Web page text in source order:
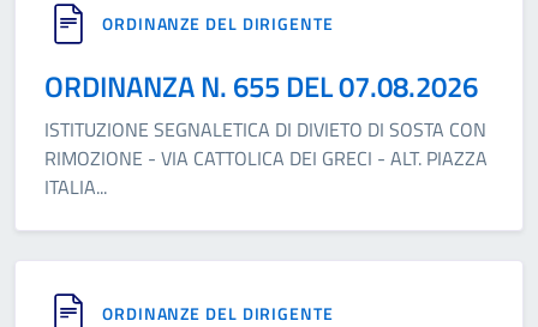
ORDINANZE DEL DIRIGENTE
ORDINANZA N. 655 DEL 07.08.2026
ISTITUZIONE SEGNALETICA DI DIVIETO DI SOSTA CON
RIMOZIONE - VIA CATTOLICA DEI GRECI - ALT. PIAZZA
ITALIA...
ORDINANZE DEL DIRIGENTE